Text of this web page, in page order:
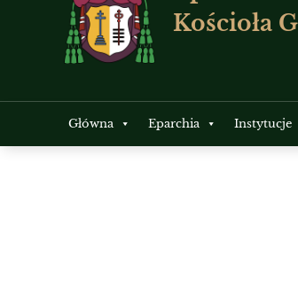
Kościoła
Główna Eparchia Instytucje